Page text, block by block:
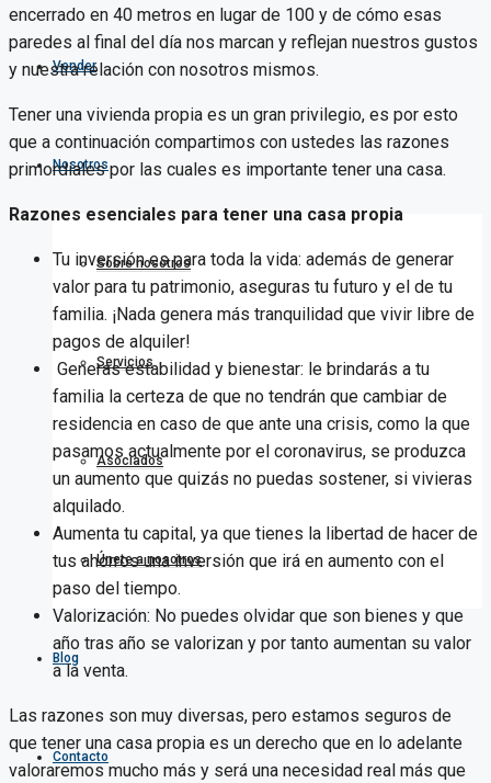
Vender
Nosotros
Sobre nosotros
Servicios
Asociados
Únete a nosotros
Blog
Contacto
encerrado en 40 metros en lugar de 100 y de cómo esas
paredes al final del día nos marcan y reflejan nuestros gustos
y nuestra relación con nosotros mismos.
Tener una vivienda propia es un gran privilegio, es por esto
que a continuación compartimos con ustedes las razones
primordiales por las cuales es importante tener una casa.
Razones esenciales para tener una casa propia
Tu inversión es para toda la vida: además de generar
valor para tu patrimonio, aseguras tu futuro y el de tu
familia. ¡Nada genera más tranquilidad que vivir libre de
pagos de alquiler!
Generas estabilidad y bienestar: le brindarás a tu
familia la certeza de que no tendrán que cambiar de
residencia en caso de que ante una crisis, como la que
pasamos actualmente por el coronavirus, se produzca
un aumento que quizás no puedas sostener, si vivieras
alquilado.
Aumenta tu capital, ya que tienes la libertad de hacer de
tus ahorros una inversión que irá en aumento con el
paso del tiempo.
Valorización: No puedes olvidar que son bienes y que
año tras año se valorizan y por tanto aumentan su valor
a la venta.
Las razones son muy diversas, pero estamos seguros de
que tener una casa propia es un derecho que en lo adelante
valoraremos mucho más y será una necesidad real más que